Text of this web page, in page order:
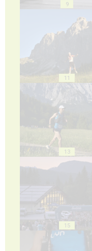
9
11
13
15